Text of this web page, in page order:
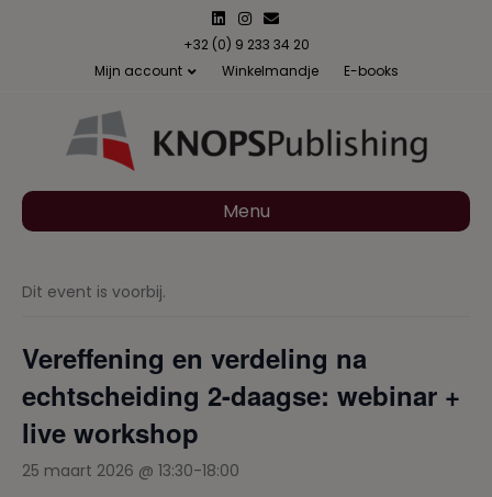
n
n
s
a
m
m
a
l
+32 (0) 9 233 34 20
Mijn account
Winkelmandje E-books
Menu
Dit event is voorbij.
Vereffening en verdeling na
echtscheiding 2-daagse: webinar +
live workshop
25 maart 2026 @ 13:30-18:00